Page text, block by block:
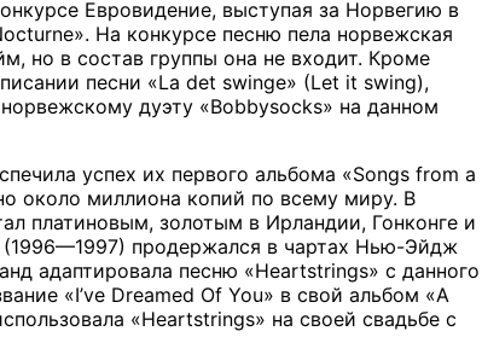
Евровидение, выступая за Норвегию в
На конкурсе песню пела норвежская
но в состав группы она не входит. Кроме
песни «La det swinge» (Let it swing),
дуэту «Bobbysoсks» на данном
успех их первого альбома «Songs from a
около миллиона копий по всему миру. В
платиновым, золотым в Ирландии, Гонконге и
(1996—1997) продержался в чартах Нью-Эйдж
адаптировала песню «Heartstrings» c данного
«I’ve Dreamed Of You» в свой альбом «A
«Heartstrings» на своей свадьбе с